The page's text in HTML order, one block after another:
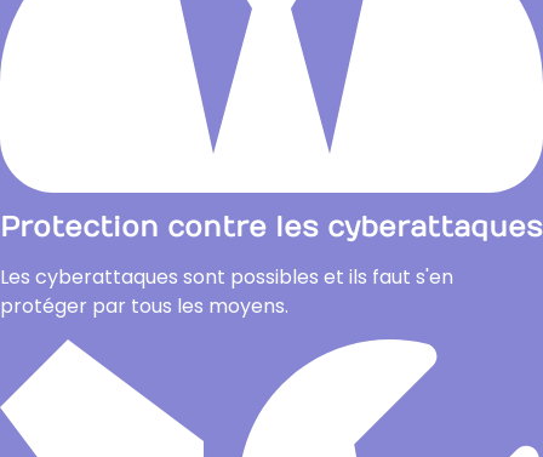
Protection contre les cyberattaques
Les cyberattaques sont possibles et ils faut s'en
protéger par tous les moyens.